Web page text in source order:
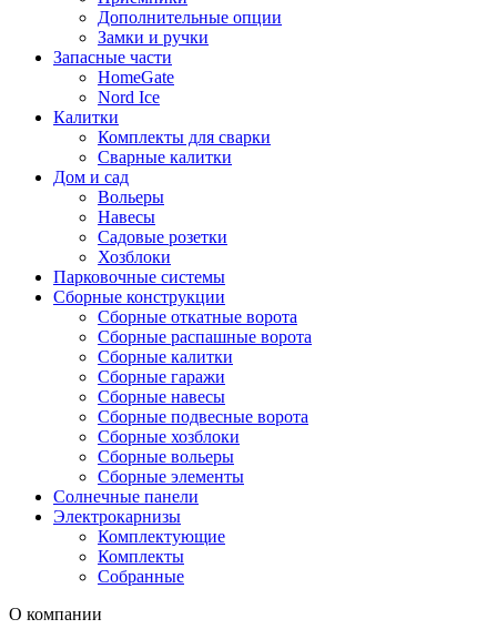
Дополнительные опции
Замки и ручки
Запасные части
HomeGate
Nord Ice
Калитки
Комплекты для сварки
Сварные калитки
Дом и сад
Вольеры
Навесы
Садовые розетки
Хозблоки
Парковочные системы
Сборные конструкции
Сборные откатные ворота
Сборные распашные ворота
Сборные калитки
Сборные гаражи
Сборные навесы
Сборные подвесные ворота
Сборные хозблоки
Сборные вольеры
Сборные элементы
Солнечные панели
Электрокарнизы
Комплектующие
Комплекты
Собранные
О компании